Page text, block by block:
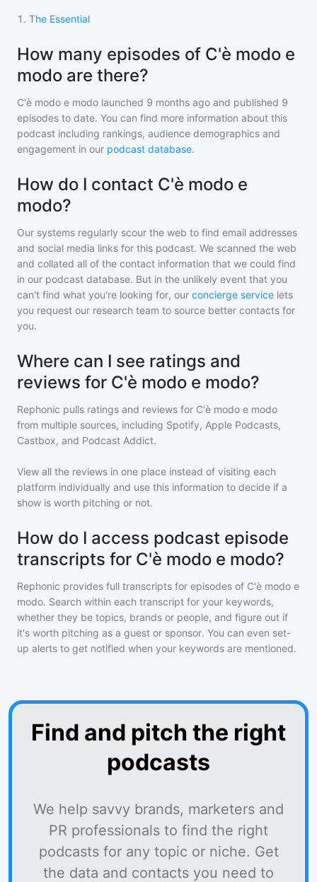
1 . The Essential
How many episodes of C'è modo e
modo are there?
C'è modo e modo launched 9 months ago and published 9
episodes to date. You can find more information about this
podcast including rankings, audience demographics and
engagement in our podcast database.
How do I contact C'è modo e
modo?
Our systems regularly scour the web to find email addresses
and social media links for this podcast. We scanned the web
and collated all of the contact information that we could find
in our podcast database. But in the unlikely event that you
can't find what you're looking for, our concierge service lets
you request our research team to source better contacts for
you.
Where can I see ratings and
reviews for C'è modo e modo?
Rephonic pulls ratings and reviews for C'è modo e modo
from multiple sources, including Spotify, Apple Podcasts,
Castbox, and Podcast Addict.
View all the reviews in one place instead of visiting each
platform individually and use this information to decide if a
show is worth pitching or not.
How do I access podcast episode
transcripts for C'è modo e modo?
Rephonic provides full transcripts for episodes of C'è modo e
modo. Search within each transcript for your keywords,
whether they be topics, brands or people, and figure out if
it's worth pitching as a guest or sponsor. You can even set-
up alerts to get notified when your keywords are mentioned.
Find and pitch the right
podcasts
We help savvy brands, marketers and
PR professionals to find the right
podcasts for any topic or niche. Get
the data and contacts you need to